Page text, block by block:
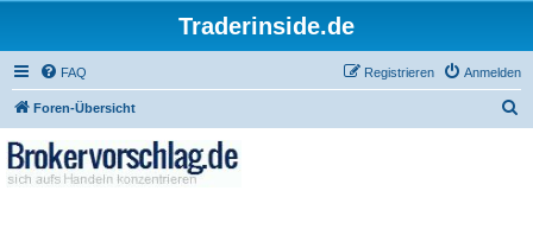
Traderinside.de
FAQ Anmelden
Registrieren
Foren-Übersicht